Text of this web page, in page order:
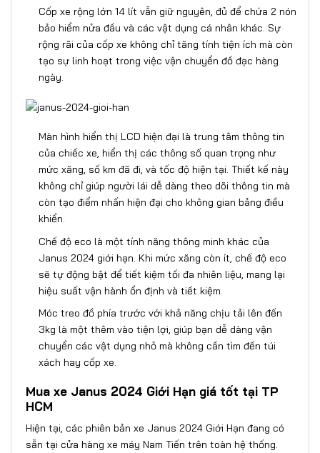
Cốp xe rộng lớn 14 lít vẫn giữ nguyên, đủ để chứa 2 nón
bảo hiểm nửa đầu và các vật dụng cá nhân khác. Sự
rộng rãi của cốp xe không chỉ tăng tính tiện ích mà còn
tạo sự linh hoạt trong việc vận chuyển đồ đạc hàng
ngày.
Màn hình hiển thị LCD hiện đại là trung tâm thông tin
của chiếc xe, hiển thị các thông số quan trọng như
mức xăng, số km đã đi, và tốc độ hiện tại. Thiết kế này
không chỉ giúp người lái dễ dàng theo dõi thông tin mà
còn tạo điểm nhấn hiện đại cho không gian bảng điều
khiển.
Chế độ eco là một tính năng thông minh khác của
Janus 2024 giới hạn. Khi mức xăng còn ít, chế độ eco
sẽ tự động bật để tiết kiệm tối đa nhiên liệu, mang lại
hiệu suất vận hành ổn định và tiết kiệm.
Móc treo đồ phía trước với khả năng chịu tải lên đến
3kg là một thêm vào tiện lợi, giúp bạn dễ dàng vận
chuyển các vật dụng nhỏ mà không cần tìm đến túi
xách hay cốp xe.
Mua xe Janus 2024 Giới Hạn giá tốt tại TP
HCM
Hiện tại, các phiên bản xe Janus 2024 Giới Hạn đang có
sẵn tại cửa hàng xe máy Nam Tiến trên toàn hệ thống.